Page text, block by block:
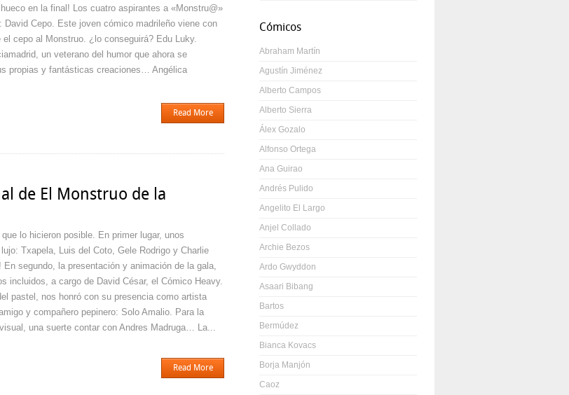
en la final! Los cuatro aspirantes a «Monstru@»
David Cepo. Este joven cómico madrileño viene con
el cepo al Monstruo. ¿lo conseguirá? Edu Luky.
un veterano del humor que ahora se
propias y fantásticas creaciones… Angélica
Read More
de El Monstruo de la
lo hicieron posible. En primer lugar, unos
Txapela, Luis del Coto, Gele Rodrigo y Charlie
En segundo, la presentación y animación de la gala,
incluidos, a cargo de David César, el Cómico Heavy.
pastel, nos honró con su presencia como artista
y compañero pepinero: Solo Amalio. Para la
una suerte contar con Andres Madruga… La...
Read More
Cómicos
Abraham Martín
Agustín Jiménez
Alberto Campos
Alberto Sierra
Álex Gozalo
Alfonso Ortega
Ana Guirao
Andrés Pulido
Angelito El Largo
Anjel Collado
Archie Bezos
Ardo Gwyddon
Asaari Bibang
Bartos
Bermúdez
Bianca Kovacs
Borja Manjón
Caoz